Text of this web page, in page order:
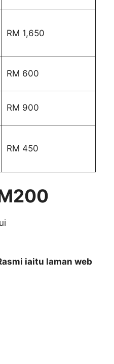
RM 1,650
RM 600
RM 900
RM 450
iaitu laman web